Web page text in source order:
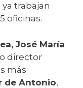
trabajan
oficinas.
José María
director
más
de Antonio,